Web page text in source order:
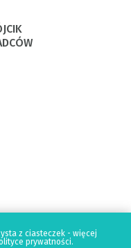
z ciasteczek - więcej
prywatności.